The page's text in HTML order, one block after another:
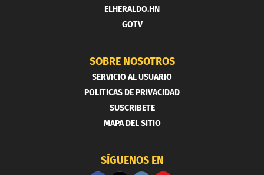
ELHERALDO.HN
GOTV
SOBRE NOSOTROS
SERVICIO AL USUARIO
POLITICAS DE PRIVACIDAD
SUSCRIBETE
MAPA DEL SITIO
SÍGUENOS EN